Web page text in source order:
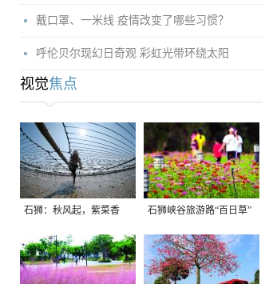
戴口罩、一米线 疫情改变了哪些习惯？
呼伦贝尔现幻日奇观 彩虹光带环绕太阳
视觉焦点
石狮：秋风起，紫菜香 石狮峡谷旅游路“百日草”
争相斗艳